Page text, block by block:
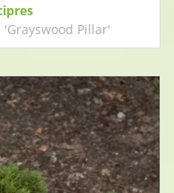
Pillar'